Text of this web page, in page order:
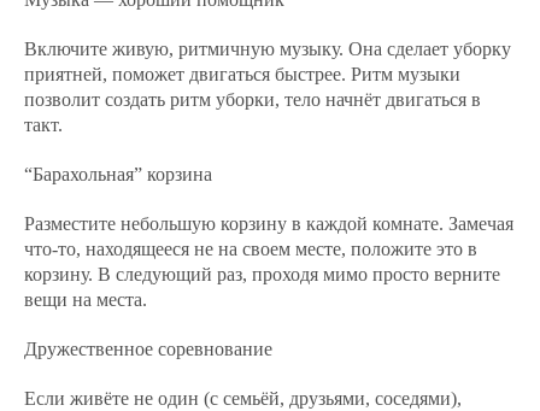
Включите живую, ритмичную музыку. Она сделает уборку
приятней, поможет двигаться быстрее. Ритм музыки
позволит создать ритм уборки, тело начнёт двигаться в
такт.
“Барахольная” корзина
Разместите небольшую корзину в каждой комнате. Замечая
что-то, находящееся не на своем месте, положите это в
корзину. В следующий раз, проходя мимо просто верните
вещи на места.
Дружественное соревнование
Если живёте не один (с семьёй, друзьями, соседями),